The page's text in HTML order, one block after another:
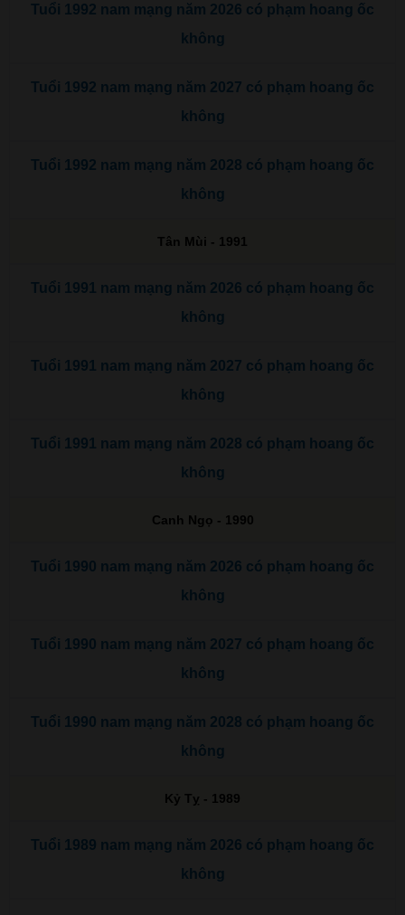
Tuổi 1992 nam mạng năm 2026 có phạm hoang ốc
không
Tuổi 1992 nam mạng năm 2027 có phạm hoang ốc
không
Tuổi 1992 nam mạng năm 2028 có phạm hoang ốc
không
Tân Mùi - 1991
Tuổi 1991 nam mạng năm 2026 có phạm hoang ốc
không
Tuổi 1991 nam mạng năm 2027 có phạm hoang ốc
không
Tuổi 1991 nam mạng năm 2028 có phạm hoang ốc
không
Canh Ngọ - 1990
Tuổi 1990 nam mạng năm 2026 có phạm hoang ốc
không
Tuổi 1990 nam mạng năm 2027 có phạm hoang ốc
không
Tuổi 1990 nam mạng năm 2028 có phạm hoang ốc
không
Kỷ Tỵ - 1989
Tuổi 1989 nam mạng năm 2026 có phạm hoang ốc
không